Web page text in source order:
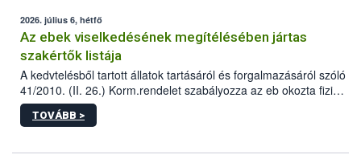
2026. július 6, hétfő
Az ebek viselkedésének megítélésében jártas
szakértők listája
A kedvtelésből tartott állatok tartásáról és forgalmazásáról szóló
41/2010. (II. 26.) Korm.rendelet szabályozza az eb okozta fizikai
sérülés, illetve ennek veszélye keletkezésekor felmerülő
hatósági feladatokat, valamint a veszélyes eb tartását és annak
vonni az ebek viselkedésének megítélésében jártas szakértőt.
TOVÁBB >